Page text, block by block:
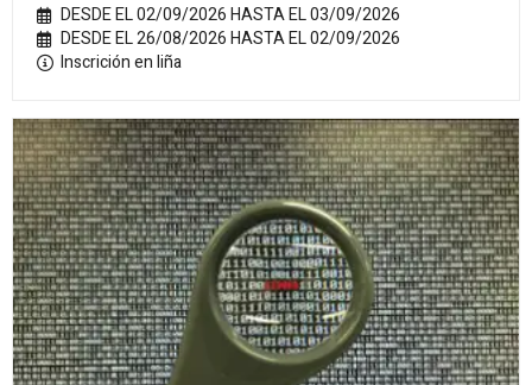
DESDE EL 02/09/2026 HASTA EL 03/09/2026
DESDE EL 26/08/2026 HASTA EL 02/09/2026
Inscrición en liña